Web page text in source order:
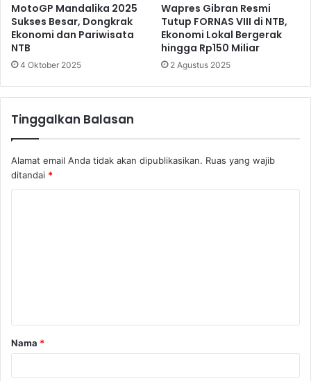
MotoGP Mandalika 2025
Sukses Besar, Dongkrak
Ekonomi dan Pariwisata
NTB
4 Oktober 2025
Wapres Gibran Resmi
Tutup FORNAS VIII di NTB,
Ekonomi Lokal Bergerak
hingga Rp150 Miliar
2 Agustus 2025
Tinggalkan Balasan
Alamat email Anda tidak akan dipublikasikan. Ruas yang wajib
ditandai *
a
r
Nama *